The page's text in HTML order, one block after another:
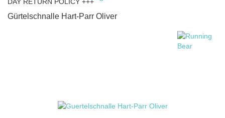
Gürtelschnalle Hart-Parr Oliver